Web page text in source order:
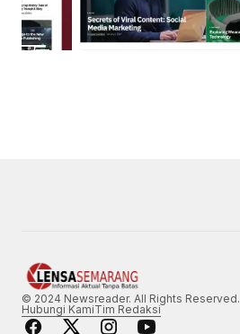
© 2024 Newsreader. All Rights Reserved.
Hubungi KamiTim Redaksi